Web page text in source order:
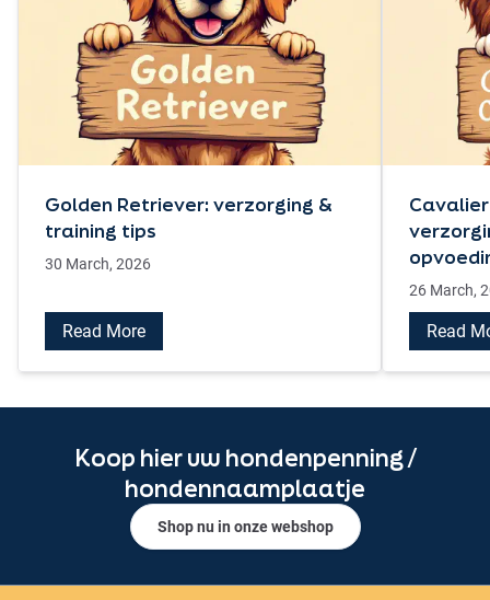
Golden Retriever: verzorging &
training tips
30 March, 2026
Read More
26 March,
Read
Koop hier uw hondenpenning /
hondennaamplaatje
Shop nu in onze webshop